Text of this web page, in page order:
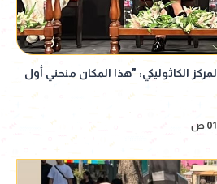
الكاثوليكي: "هذا المكان منحني أول